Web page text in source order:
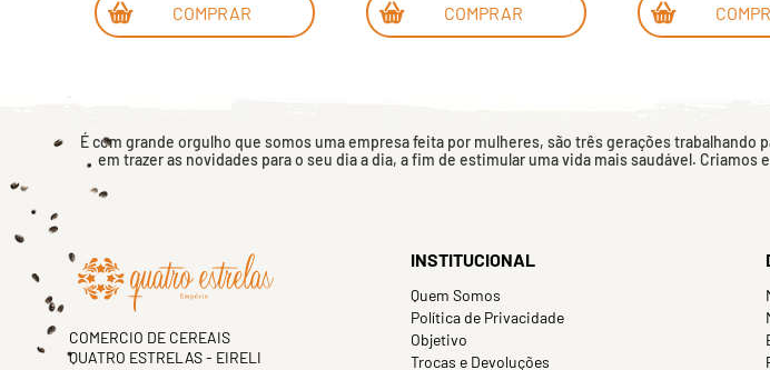
COMPRAR COMPRAR
É com grande orgulho que somos uma empresa feita por mulheres, são três gerações
em trazer as novidades para o seu dia a dia, a fim de estimular uma vida mais saudável.
COMERCIO DE CEREAIS
QUATRO ESTRELAS - EIRELI
INSTITUCIONAL
Quem Somos
Política de Privacidade
Objetivo
Trocas e Devoluções